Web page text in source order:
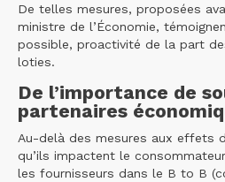
De telles mesures, proposées
ministre de l’Économie,
possible, proactivité de la part
loties.
De l’importance de
partenaires
Au-delà des mesures aux effets
qu’ils impactent le
les fournisseurs dans le B to B